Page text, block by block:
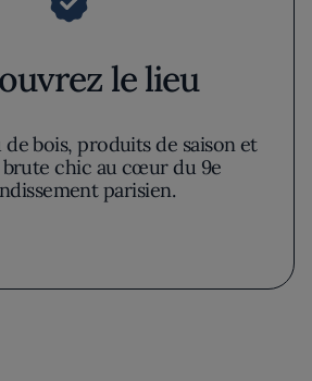
le lieu
de bois, produits de saison et
brute chic au cœur du 9e
parisien.